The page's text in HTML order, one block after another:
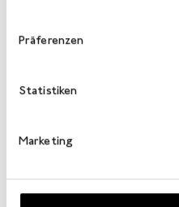
Präferenzen
Statistiken
Marketing